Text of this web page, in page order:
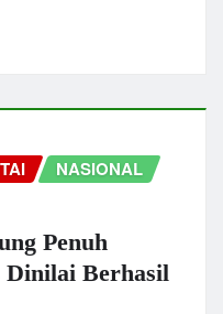
NASIONAL
Penuh
Dinilai Berhasil